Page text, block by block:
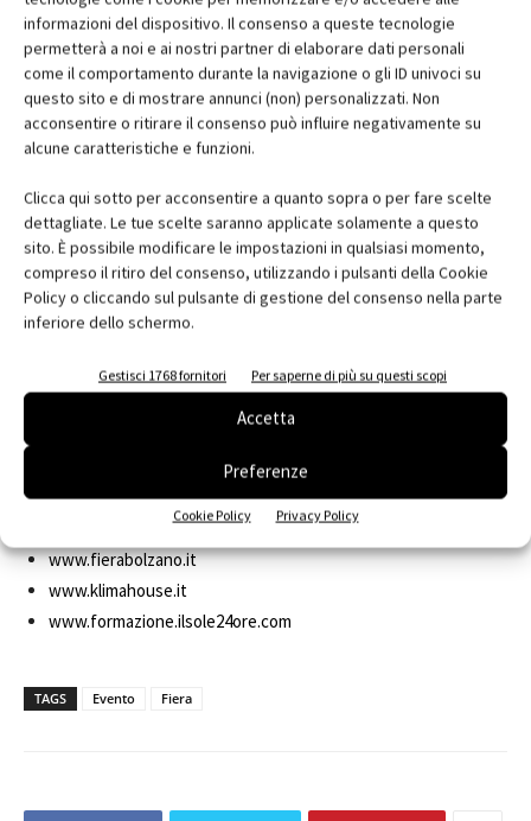
informazioni del dispositivo. Il consenso a queste tecnologie
permetterà a noi e ai nostri partner di elaborare dati personali
come il comportamento durante la navigazione o gli ID univoci su
questo sito e di mostrare annunci (non) personalizzati. Non
acconsentire o ritirare il consenso può influire negativamente su
alcune caratteristiche e funzioni.
Clicca qui sotto per acconsentire a quanto sopra o per fare scelte
dettagliate. Le tue scelte saranno applicate solamente a questo
sito. È possibile modificare le impostazioni in qualsiasi momento,
compreso il ritiro del consenso, utilizzando i pulsanti della Cookie
Policy o cliccando sul pulsante di gestione del consenso nella parte
inferiore dello schermo.
Gestisci 1768 fornitori Per saperne di più su questi scopi
Accetta
Preferenze
Cookie Policy Privacy Policy
Responsabile Ufficio Tecnico Vanoncini Spa
Appuntamenti
"Pillole di Energia. Per una conoscenza efficiente"
Bolzano, 26- 27- 28 gennaio 2012
Fiera Bolzano, Piazza Fiera 1
Sala Latemar, Klimahouse Forum,
Padiglione fieristico Galleria livello 0
www.klimahouse.it
Klimahouse Trend 2012
City Parcours a Klimahouse 2012
Med in Italy a Klimahouse 2012
Klimahouse itinerante sbarca in Puglia
A Klimahouse Umbria vince la sostenibilità
www.fierabolzano.it
www.klimahouse.it
www.formazione.ilsole24ore.com
TAGS Evento Fiera